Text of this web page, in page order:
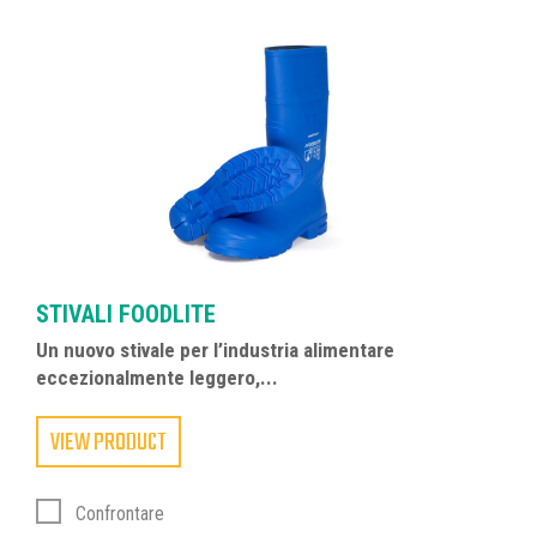
STIVALI FOODLITE
Un nuovo stivale per l’industria alimentare
eccezionalmente leggero,...
VIEW PRODUCT
Confrontare